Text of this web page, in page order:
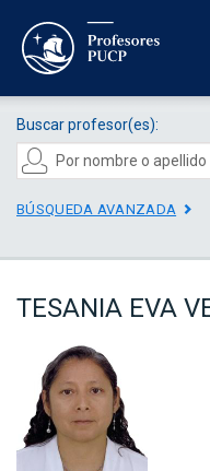
Buscar profesor(es):
BÚSQUEDA AVANZADA
TESANIA EVA